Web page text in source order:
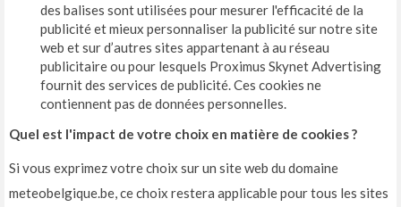
des balises sont utilisées pour mesurer l'efficacité de la
publicité et mieux personnaliser la publicité sur notre site
web et sur d’autres sites appartenant à au réseau
publicitaire ou pour lesquels Proximus Skynet Advertising
fournit des services de publicité. Ces cookies ne
contiennent pas de données personnelles.
Quel est l'impact de votre choix en matière de cookies ?
Si vous exprimez votre choix sur un site web du domaine
meteobelgique.be, ce choix restera applicable pour tous les sites